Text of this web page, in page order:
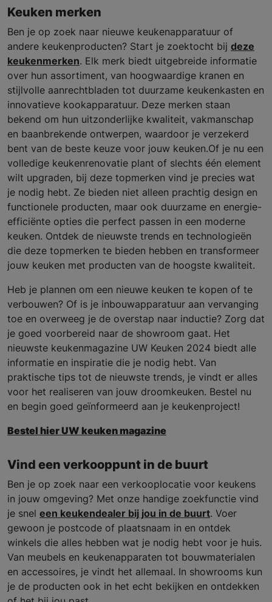
Keuken merken
Ben je op zoek naar nieuwe keukenapparatuur of
andere keukenproducten? Start je zoektocht bij deze
keukenmerken. Elk merk biedt uitgebreide informatie
over hun assortiment, van hoogwaardige kranen en
stijlvolle aanrechtbladen tot duurzame keukenkasten en
innovatieve kookapparatuur. Deze merken staan
bekend om hun uitzonderlijke kwaliteit, vakmanschap
en baanbrekende ontwerpen, waardoor je verzekerd
bent van de beste keuze voor jouw keuken.Of je nu een
volledige keukenrenovatie plant of slechts één element
wilt upgraden, bij deze topmerken vind je precies wat
je nodig hebt. Ze bieden niet alleen prachtig design en
functionele producten, maar ook duurzame en energie-
efficiënte opties die perfect passen in een moderne
keuken. Ontdek de nieuwste trends en technologieën
die deze topmerken te bieden hebben en transformeer
jouw keuken met producten van de hoogste kwaliteit.
Heb je plannen om een nieuwe keuken te kopen of te
verbouwen? Of is je inbouwapparatuur aan vervanging
toe en overweeg je de overstap naar inductie? Zorg dat
je goed voorbereid naar de showroom gaat. Het
nieuwste keukenmagazine UW Keuken 2024 biedt alle
informatie en inspiratie die je nodig hebt. Van
praktische tips tot de nieuwste trends, je vindt er alles
voor het realiseren van jouw droomkeuken. Bestel nu
en begin goed geïnformeerd aan je keukenproject!
Bestel hier UW keuken magazine
Vind een verkooppunt in de buurt
Ben je op zoek naar een verkooplocatie voor keukens
in jouw omgeving? Met onze handige zoekfunctie vind
je snel een keukendealer bij jou in de buurt. Voer
gewoon je postcode of plaatsnaam in en ontdek
winkels die alles hebben wat je nodig hebt voor je huis.
Van meubels en keukenapparaten tot bouwmaterialen
en accessoires, je vindt het allemaal. In showrooms kun
je de producten ook in het echt bekijken en ontdekken